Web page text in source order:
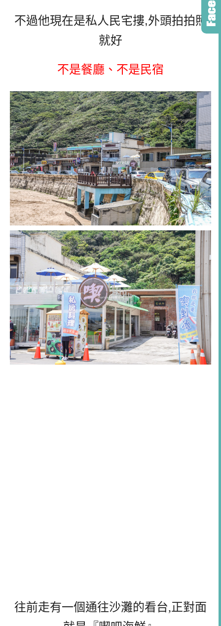
不過他現在是私人民宅摟,外頭拍拍照
就好
不是餐廳、不是民宿
往前走有一個通往沙灘的看台,正對面